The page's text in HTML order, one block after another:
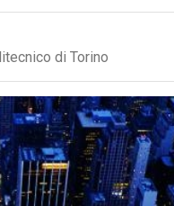
di Torino